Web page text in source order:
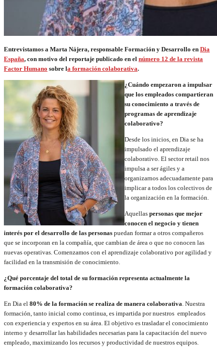
Entrevistamos a Marta Nájera, responsable Formación y Desarrollo en Dia
España, con motivo del reportaje publicado en el número 12 de la revista
Factor Humano sobre la formación colaborativa.
¿Cuándo empezaron a impulsar
que los empleados compartieran
su conocimiento a través de
programas de aprendizaje
colaborativo?
Desde los inicios, en Dia se ha
impulsado el aprendizaje
colaborativo. El sector retail nos
impulsa a ser ágiles y a
organizarnos adecuadamente para
implicar a todos los colectivos de
la organización en la formación.
Aquellas personas que mejor
conocen el negocio y tienen
interés por el desarrollo de las personas puedan formar a otros compañeros
que se incorporan en la compañía, que cambian de área o que no conocen las
nuevas operativas. Comenzamos con el aprendizaje colaborativo por agilidad y
facilidad en la transmisión de conocimiento.
¿Qué porcentaje del total de su formación representa actualmente la
formación colaborativa?
En Dia el 80% de la formación se realiza de manera colaborativa. Nuestra
formación, tanto inicial como continua, es impartida por nuestros empleados
con experiencia y expertos en su área. El objetivo es trasladar el conocimiento
interno y desarrollar las habilidades necesarias para la capacitación del nuevo
empleado, maximizando los recursos y productividad de nuestros equipos.